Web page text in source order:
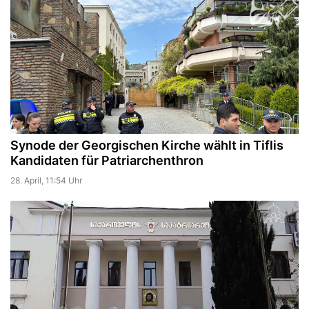
Synode der Georgischen Kirche wählt in Tiflis
Kandidaten für Patriarchenthron
28. April, 11:54 Uhr